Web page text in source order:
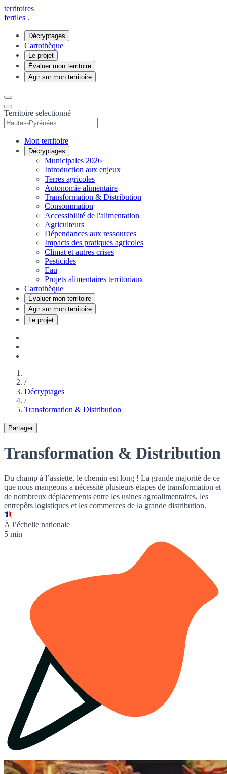
territoires
fertiles .
Décryptages
Cartothèque
Le projet
Évaluer mon territoire
Agir sur mon territoire
Territoire selectionné
Mon territoire
Décryptages
Municipales 2026
Introduction aux enjeux
Terres agricoles
Autonomie alimentaire
Transformation & Distribution
Consommation
Accessibilité de l'alimentation
Agriculteurs
Dépendances aux ressources
Impacts des pratiques agricoles
Climat et autres crises
Pesticides
Eau
Projets alimentaires territoriaux
Cartothèque
Évaluer mon territoire
Agir sur mon territoire
Le projet
/
Décryptages
/
Transformation & Distribution
Partager
Transformation & Distribution
Du champ à l’assiette, le chemin est long ! La grande majorité de ce
que nous mangeons a nécessité plusieurs étapes de transformation et
de nombreux déplacements entre les usines agroalimentaires, les
entrepôts logistiques et les commerces de la grande distribution.
À l’échelle nationale
5 min